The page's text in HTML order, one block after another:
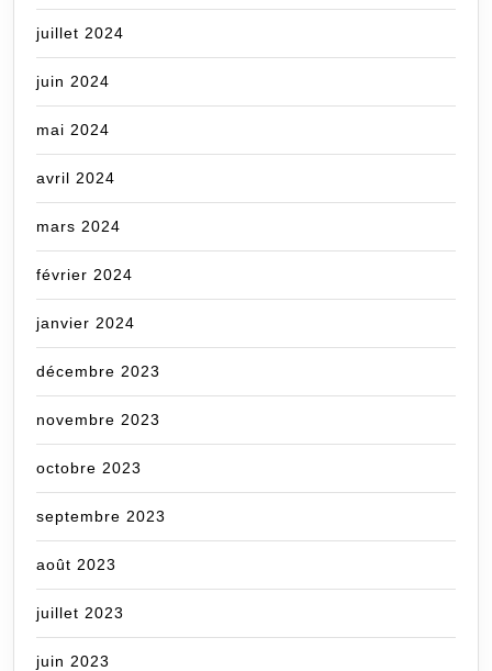
juillet 2024
juin 2024
mai 2024
avril 2024
mars 2024
février 2024
janvier 2024
décembre 2023
novembre 2023
octobre 2023
septembre 2023
août 2023
juillet 2023
juin 2023